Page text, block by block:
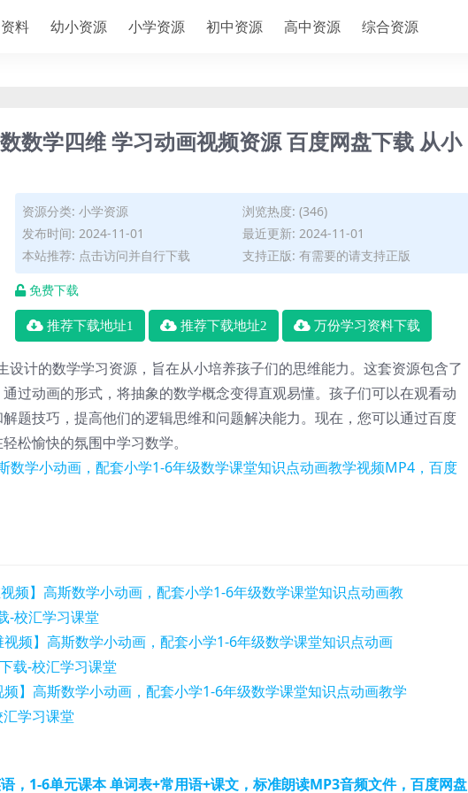
料 幼小资源 小学资源 初中资源 高中资源 综合资源
数学四维 学习动画视频资源 百度网盘下载 从小
资源分类: 小学资源
浏览热度: (346)
发布时间: 2024-11-01
最近更新: 2024-11-01
本站推荐: 点击访问并自行下载
支持正版: 有需要的请支持正版
免费下载
推荐下载地址1 推荐下载地址2 万份学习资料下载
设计的数学学习资源，旨在从小培养孩子们的思维能力。这套资源包含了
过动画的形式，将抽象的数学概念变得直观易懂。孩子们可以在观看动
题技巧，提高他们的逻辑思维和问题解决能力。现在，您可以通过百度
松愉快的氛围中学习数学。
，1-6单元课本 单词表+常用语+课文，标准朗读MP3音频文件，百度网盘